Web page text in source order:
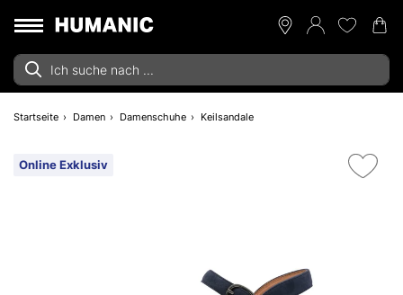
Startseite Damen Damenschuhe Keilsandale
Online Exklusiv